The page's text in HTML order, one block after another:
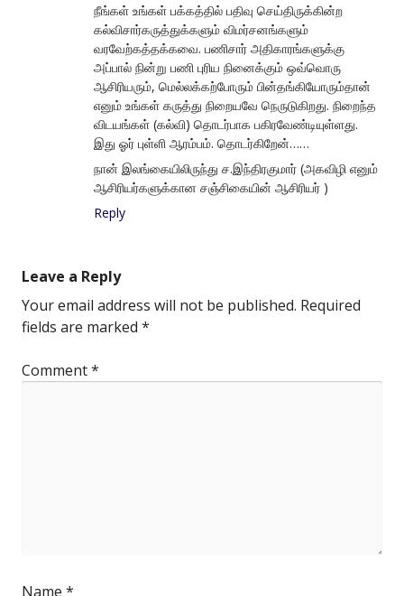
நீங்கள் உங்கள் பக்கத்தில் பதிவு செய்திருக்கின்ற
கல்விசார்கருத்துக்களும் விமர்சனங்களும்
வரவேற்கத்தக்கவை. பணிசார் அதிகாரங்களுக்கு
அப்பால் நின்று பணி புரிய நினைக்கும் ஒவ்வொரு
ஆசிரியரும், மெல்லக்கற்போரும் பின்தங்கியோரும்தான்
எனும் உங்கள் கருத்து நிறையவே நெருடுகிறது. நிறைந்த
விடயங்கள் (கல்வி) தொடர்பாக பகிரவேண்டியுள்ளது.
இது ஓர் புள்ளி ஆரம்பம். தொடர்கிறேன்……
நான் இலங்கையிலிருந்து ச.இந்திரகுமார் (அகவிழி எனும்
ஆசிரியர்களுக்கான சஞ்சிகையின் ஆசிரியர் )
Reply
Leave a Reply
Your email address will not be published. Required
fields are marked *
Comment*
Name *